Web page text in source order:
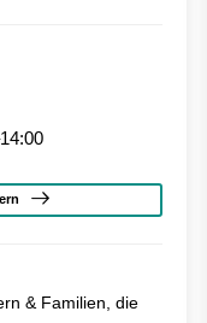
& Familien, die